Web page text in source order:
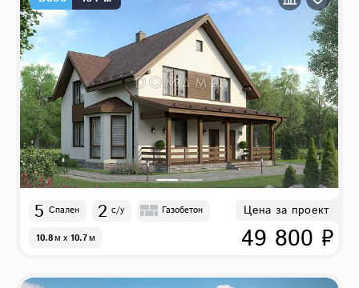
5 Спален 2 с/у Газобетон
10.8м x 10.7м
Цена за проект
49 800 ₽